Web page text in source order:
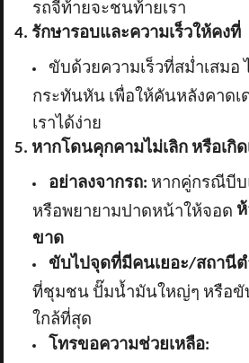
รถจี้ท้ายจะชนท้ายเรา
4. รักษารอบและความเร็วให้คงที่
ขับด้วยความเร็วที่สม่ำเสมอ
กระทันหัน เพื่อให้คันหลังคาดเ
เราได้ง่าย
5. หากโดนคุกคามไม่เลิก หรือเกิ
อย่าลงจากรถ: หากคู่กรณีบี
หรือพยายามปาดหน้าให้จอด
ขาด
ขับไปจุดที่มีคนเยอะ/สถานีต
ที่ชุมชน ปั๊มน้ำมันใหญ่ๆ หรือขั
ใกล้ที่สุด
โทรขอความช่วยเหลือ: